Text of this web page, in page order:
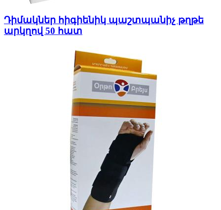
Դիմակներ հիգիենիկ պաշտպանիչ թղթե
արկղով 50 հատ